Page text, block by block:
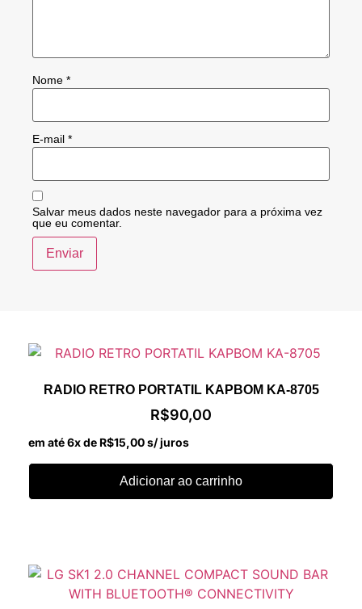
Nome *
E-mail *
Salvar meus dados neste navegador para a próxima vez
que eu comentar.
RADIO RETRO PORTATIL KAPBOM KA-8705
R$90,00
em até 6x de R$15,00s/ juros
Adicionar ao carrinho